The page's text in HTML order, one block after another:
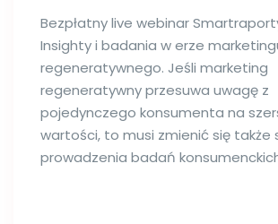
Bezpłatny live webinar
Insighty i badania w erze
regeneratywnego. Jeśli marketing
regeneratywny przesuwa uwagę z
pojedynczego konsumenta na
wartości, to musi zmienić się także
prowadzenia badań